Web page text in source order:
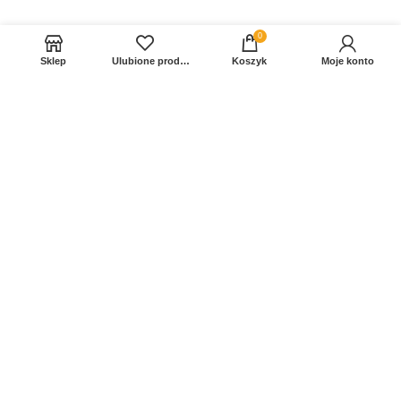
Sklep Ulubione produkty
0
Koszyk Moje konto